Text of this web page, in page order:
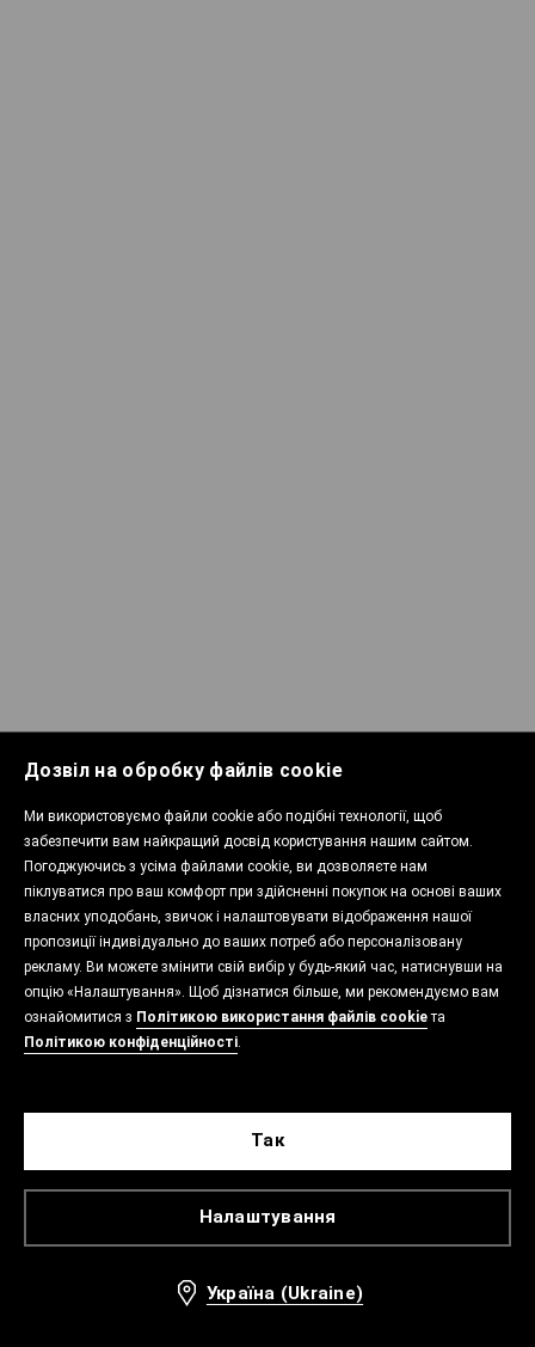
Дозвіл на обробку файлів cookie
Ми використовуємо файли cookie або подібні технології, щоб
забезпечити вам найкращий досвід користування нашим сайтом.
Погоджуючись з усіма файлами cookie, ви дозволяєте нам
піклуватися про ваш комфорт при здійсненні покупок на основі ваших
власних уподобань, звичок і налаштовувати відображення нашої
пропозиції індивідуально до ваших потреб або персоналізовану
рекламу. Ви можете змінити свій вибір у будь-який час, натиснувши на
опцію «Налаштування». Щоб дізнатися більше, ми рекомендуємо вам
ознайомитися з Політикою використання файлів cookieта
Політикою конфіденційності.
Налаштування
Так
Україна (Ukraine)